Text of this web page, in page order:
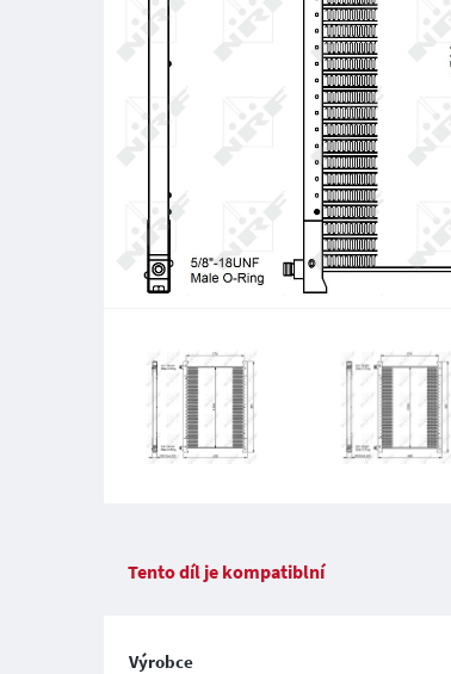
Tento díl je kompatiblní
Výrobce